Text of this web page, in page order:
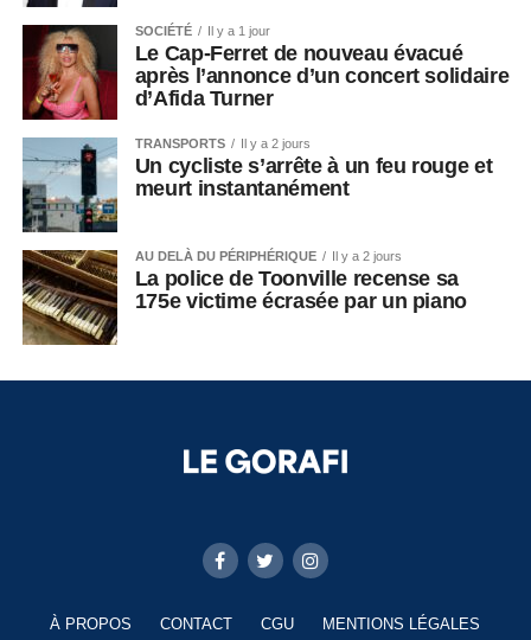
SOCIÉTÉ Il y a 1 jour
Le Cap-Ferret de nouveau évacué
après l’annonce d’un concert solidaire
d’Afida Turner
TRANSPORTS Il y a 2 jours
Un cycliste s’arrête à un feu rouge et
meurt instantanément
AU DELÀ DU PÉRIPHÉRIQUE Il y a 2 jours
La police de Toonville recense sa
175e victime écrasée par un piano
À PROPOS CONTACT CGU MENTIONS LÉGALES